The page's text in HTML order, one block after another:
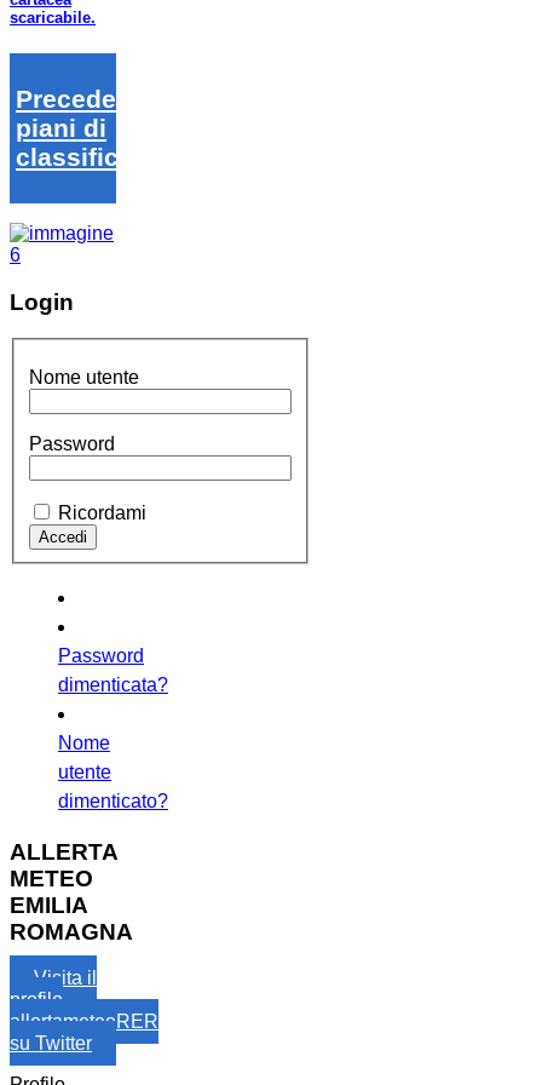
scaricabile.
Precedenti
piani di
classifica
Login
Nome utente
Password
Ricordami
Password
dimenticata?
Nome
utente
dimenticato?
ALLERTA
METEO
EMILIA
ROMAGNA
Visita il
profilo
allertameteoRER
su Twitter